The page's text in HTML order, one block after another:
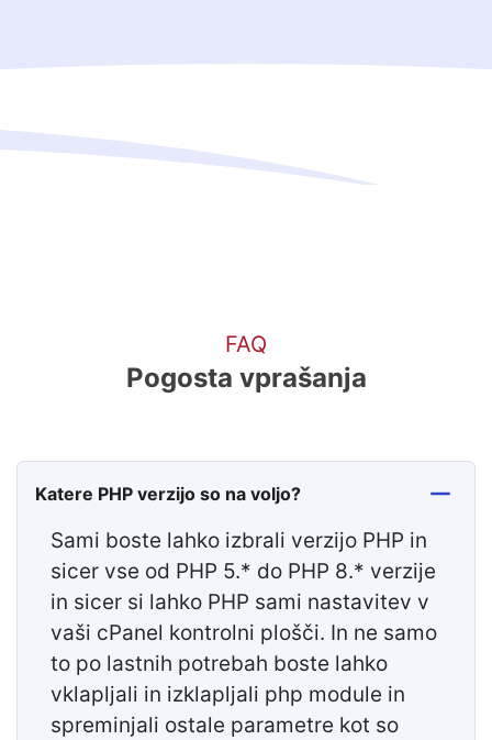
FAQ
Pogosta vprašanja
Katere PHP verzijo so na voljo?
Sami boste lahko izbrali verzijo PHP in
sicer vse od PHP 5.* do PHP 8.* verzije
in sicer si lahko PHP sami nastavitev v
vaši cPanel kontrolni plošči. In ne samo
to po lastnih potrebah boste lahko
vklapljali in izklapljali php module in
spreminjali ostale parametre kot so